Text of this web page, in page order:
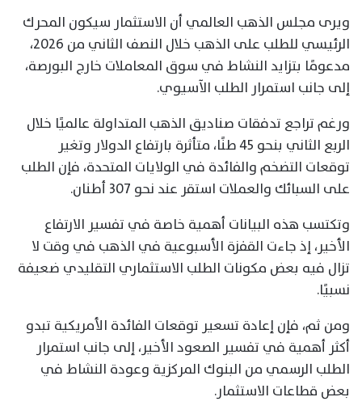
ويرى مجلس الذهب العالمي أن الاستثمار سيكون المحرك
الرئيسي للطلب على الذهب خلال النصف الثاني من 2026،
مدعومًا بتزايد النشاط في سوق المعاملات خارج البورصة،
إلى جانب استمرار الطلب الآسيوي.
ورغم تراجع تدفقات صناديق الذهب المتداولة عالميًا خلال
الربع الثاني بنحو 45 طنًا، متأثرة بارتفاع الدولار وتغير
توقعات التضخم والفائدة في الولايات المتحدة، فإن الطلب
على السبائك والعملات استقر عند نحو 307 أطنان.
وتكتسب هذه البيانات أهمية خاصة في تفسير الارتفاع
الأخير، إذ جاءت القفزة الأسبوعية في الذهب في وقت لا
تزال فيه بعض مكونات الطلب الاستثماري التقليدي ضعيفة
نسبيًا.
ومن ثم، فإن إعادة تسعير توقعات الفائدة الأمريكية تبدو
أكثر أهمية في تفسير الصعود الأخير، إلى جانب استمرار
الطلب الرسمي من البنوك المركزية وعودة النشاط في
بعض قطاعات الاستثمار.